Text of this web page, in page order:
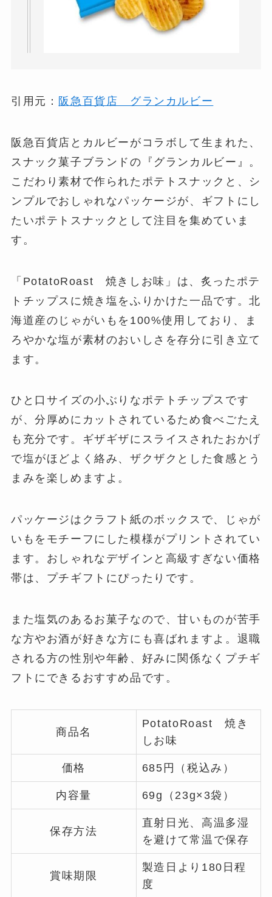
引用元： 阪急百貨店 グランカルビー
阪急百貨店とカルビーがコラボして生まれた、
スナック菓子ブランドの『グランカルビー』。
こだわり素材で作られたポテトスナックと、シ
ンプルでおしゃれなパッケージが、ギフトにし
たいポテトスナックとして注目を集めていま
す。
「PotatoRoast 焼きしお味」は、炙ったポテ
トチップスに焼き塩をふりかけた一品です。北
海道産のじゃがいもを100%使用しており、ま
ろやかな塩が素材のおいしさを存分に引き立て
ます。
ひと口サイズの小ぶりなポテトチップスです
が、分厚めにカットされているため食べごたえ
も充分です。ギザギザにスライスされたおかげ
で塩がほどよく絡み、ザクザクとした食感とう
まみを楽しめますよ。
パッケージはクラフト紙のボックスで、じゃが
いもをモチーフにした模様がプリントされてい
ます。おしゃれなデザインと高級すぎない価格
帯は、プチギフトにぴったりです。
また塩気のあるお菓子なので、甘いものが苦手
な方やお酒が好きな方にも喜ばれますよ。退職
される方の性別や年齢、好みに関係なくプチギ
フトにできるおすすめ品です。
商品名
PotatoRoast 焼き
しお味
価格 685円（税込み）
内容量 69g（23g×3袋）
保存方法
直射日光、高温多湿
を避けて常温で保存
賞味期限
製造日より180日程
度